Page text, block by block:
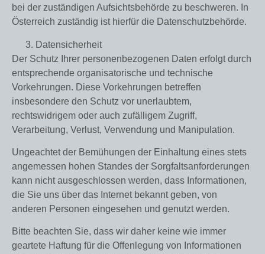
bei der zuständigen Aufsichtsbehörde zu beschweren. In
Österreich zuständig ist hierfür die Datenschutzbehörde.
Datensicherheit
Der Schutz Ihrer personenbezogenen Daten erfolgt durch
entsprechende organisatorische und technische
Vorkehrungen. Diese Vorkehrungen betreffen
insbesondere den Schutz vor unerlaubtem,
rechtswidrigem oder auch zufälligem Zugriff,
Verarbeitung, Verlust, Verwendung und Manipulation.
Ungeachtet der Bemühungen der Einhaltung eines stets
angemessen hohen Standes der Sorgfaltsanforderungen
kann nicht ausgeschlossen werden, dass Informationen,
die Sie uns über das Internet bekannt geben, von
anderen Personen eingesehen und genutzt werden.
Bitte beachten Sie, dass wir daher keine wie immer
geartete Haftung für die Offenlegung von Informationen